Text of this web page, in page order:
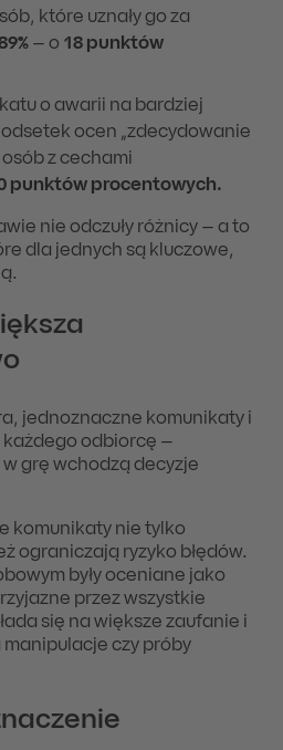
które uznały go za
– o 18 punktów
o awarii na bardziej
ocen „zdecydowanie
osób z cechami
punktów procentowych.
nie odczuły różnicy – a to
dla jednych są kluczowe,
jednoznaczne komunikaty i
odbiorcę –
grę wchodzą decyzje
komunikaty nie tylko
ograniczają ryzyko błędów.
były oceniane jako
przez wszystkie
się na większe zaufanie i
czy próby